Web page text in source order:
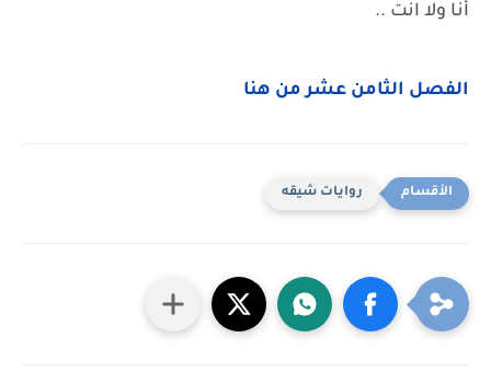
أنا ولا انت ..
الفصل الثامن عشر من هنا
روايات شيقه